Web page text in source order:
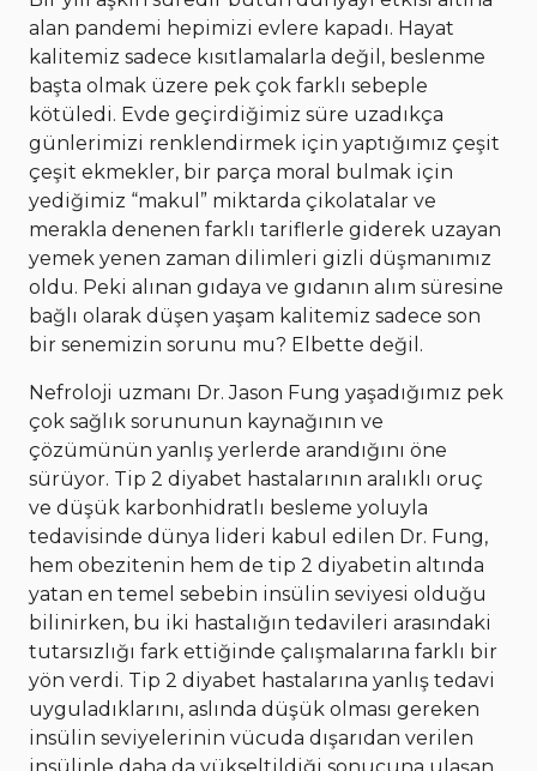
alan pandemi hepimizi evlere kapadı. Hayat
kalitemiz sadece kısıtlamalarla değil, beslenme
başta olmak üzere pek çok farklı sebeple
kötüledi. Evde geçirdiğimiz süre uzadıkça
günlerimizi renklendirmek için yaptığımız çeşit
çeşit ekmekler, bir parça moral bulmak için
yediğimiz “makul” miktarda çikolatalar ve
merakla denenen farklı tariflerle giderek uzayan
yemek yenen zaman dilimleri gizli düşmanımız
oldu. Peki alınan gıdaya ve gıdanın alım süresine
bağlı olarak düşen yaşam kalitemiz sadece son
bir senemizin sorunu mu? Elbette değil.
Nefroloji uzmanı Dr. Jason Fung yaşadığımız pek
çok sağlık sorununun kaynağının ve
çözümünün yanlış yerlerde arandığını öne
sürüyor. Tip 2 diyabet hastalarının aralıklı oruç
ve düşük karbonhidratlı besleme yoluyla
tedavisinde dünya lideri kabul edilen Dr. Fung,
hem obezitenin hem de tip 2 diyabetin altında
yatan en temel sebebin insülin seviyesi olduğu
bilinirken, bu iki hastalığın tedavileri arasındaki
tutarsızlığı fark ettiğinde çalışmalarına farklı bir
yön verdi. Tip 2 diyabet hastalarına yanlış tedavi
uyguladıklarını, aslında düşük olması gereken
insülin seviyelerinin vücuda dışarıdan verilen